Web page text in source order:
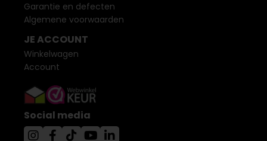
Garantie en defecten
Algemene voorwaarden
JE ACCOUNT
Winkelwagen
Account
Social media